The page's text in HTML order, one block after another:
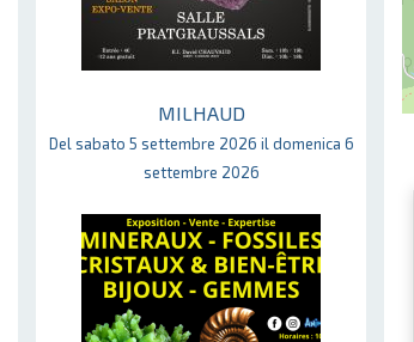
MILHAUD
Del sabato 5 settembre 2026 il domenica 6
settembre 2026